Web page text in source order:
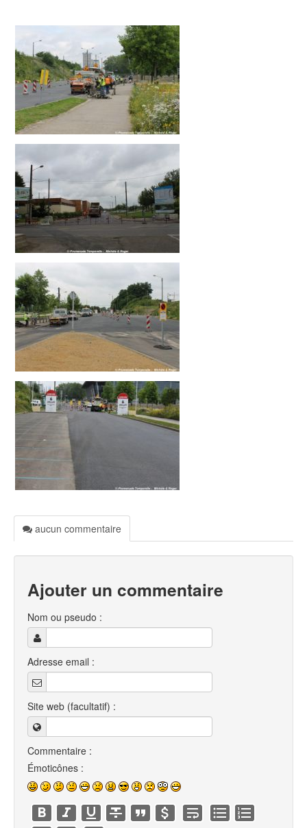
aucun commentaire
Ajouter un commentaire
Nom ou pseudo :
Adresse email :
Site web (facultatif) :
Commentaire :
Émoticônes :